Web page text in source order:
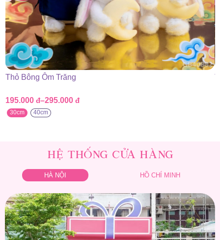
Thỏ Bông Ôm Trăng
195.000 đ–295.000 đ
Khoảng
giá:
30cm 40cm
HỆ THỐNG CỬA HÀNG
HÀ NỘI HỒ CHÍ MINH